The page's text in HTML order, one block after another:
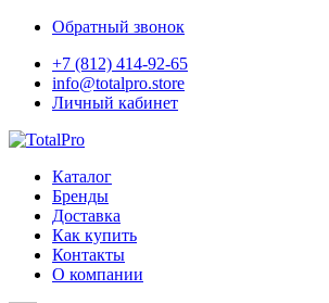
Обратный звонок
+7 (812) 414-92-65
info@totalpro.store
Личный кабинет
Каталог
Бренды
Доставка
Как купить
Контакты
О компании